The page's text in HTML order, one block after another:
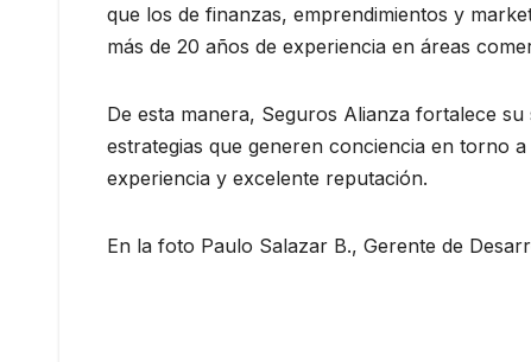
que los de finanzas, emprendimientos y
más de 20 años de experiencia en áreas
De esta manera, Seguros Alianza fortalece
estrategias que generen conciencia en torno
experiencia y excelente reputación.
En la foto Paulo Salazar B., Gerente de